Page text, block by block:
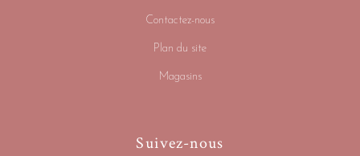
Contactez-nous
Plan du site
Magasins
Suivez-nous